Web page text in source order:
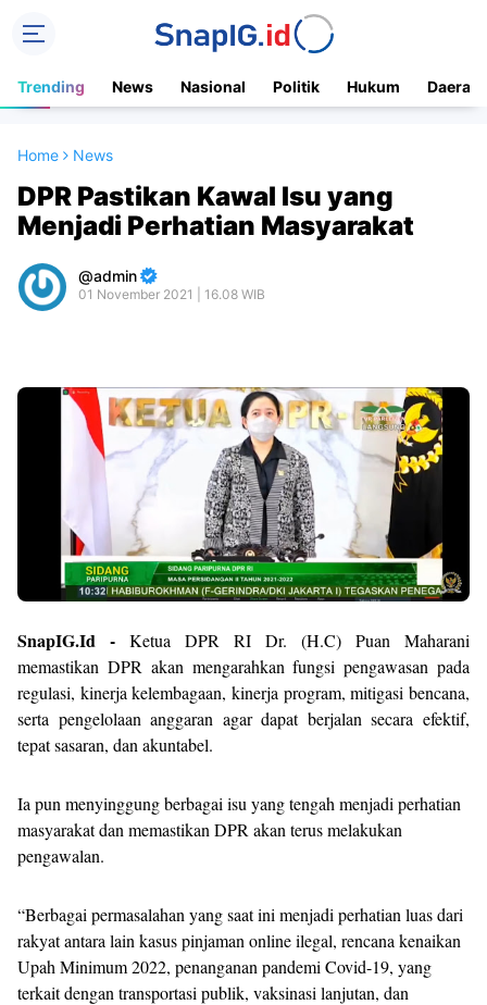
Trending News Nasional Politik Hukum Daerah
Home News
DPR Pastikan Kawal Isu yang
Menjadi Perhatian Masyarakat
admin
01 November 2021 | 16.08 WIB
SnapIG.Id - Ketua DPR RI Dr. (H.C) Puan Maharani
memastikan DPR akan mengarahkan fungsi pengawasan pada
regulasi, kinerja kelembagaan, kinerja program, mitigasi bencana,
serta pengelolaan anggaran agar dapat berjalan secara efektif,
tepat sasaran, dan akuntabel.
Ia pun menyinggung berbagai isu yang tengah menjadi perhatian
masyarakat dan memastikan DPR akan terus melakukan
pengawalan.
“Berbagai permasalahan yang saat ini menjadi perhatian luas dari
rakyat antara lain kasus pinjaman online ilegal, rencana kenaikan
Upah Minimum 2022, penanganan pandemi Covid-19, yang
terkait dengan transportasi publik, vaksinasi lanjutan, dan